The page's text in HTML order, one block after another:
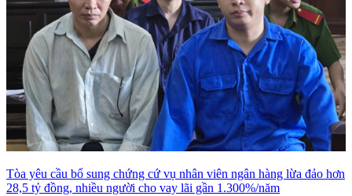
Tòa yêu cầu bổ sung chứng cứ vụ nhân viên ngân hàng lừa đảo hơn
28,5 tỷ đồng, nhiều người cho vay lãi gần 1.300%/năm